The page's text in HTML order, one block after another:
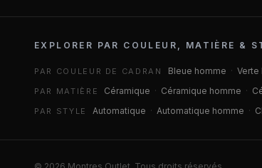
EXPLORER PAR COULEUR, MATIÈRE &
PAR COULEUR DE CADRAN Bleue homme · Verte
PAR MATIÈRE Céramique · Céramique homme ·
PAR STYLE Automatique · Automatique homme ·
© 2026 Montres Outlet. Tous droits réservés.